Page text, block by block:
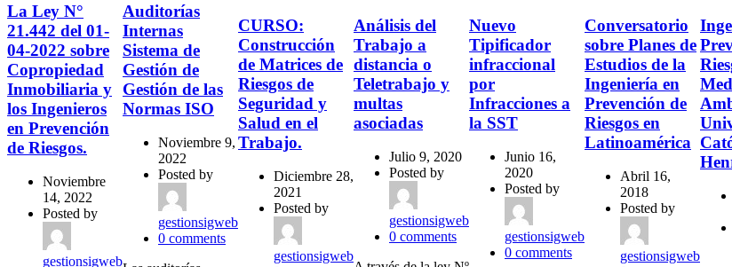
La Ley N°
21.442 del 01-
04-2022 sobre
Copropiedad
Inmobiliaria y
los Ingenieros
en Prevención
de Riesgos.
Noviembre
14, 2022
Posted by
gestionsigweb
Auditorías
Internas
Sistema de
Gestión de
Gestión de las
Normas ISO
Noviembre 9,
2022
Posted by
gestionsigweb
0 comments
CURSO:
Construcción
de Matrices de
Riesgos de
Seguridad y
Salud en el
Trabajo.
Diciembre 28,
2021
Posted by
gestionsigweb
Análisis del
Trabajo a
distancia o
Teletrabajo y
multas
asociadas
Julio 9, 2020
Posted by
gestionsigweb
0 comments
Nuevo
Tipificador
infraccional
por
Infracciones a
la SST
Junio 16,
2020
Posted by
gestionsigweb
0 comments
Conversatorio
sobre Planes de
Estudios de la
Ingeniería en
Prevención de
Riesgos en
Latinoamérica
Abril 16,
2018
Posted by
gestionsigweb